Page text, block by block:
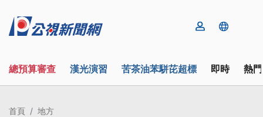
總預算審查 漢光演習 苦茶油苯駢芘超標 即時 熱
首頁 地方